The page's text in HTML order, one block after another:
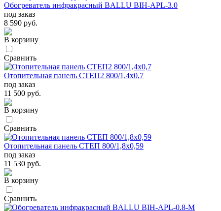
Обогреватель инфракрасный BALLU BIH-APL-3.0
под заказ
8 590 руб.
В корзину
Сравнить
Отопительная панель СТЕП2 800/1,4х0,7
под заказ
11 500 руб.
В корзину
Сравнить
Отопительная панель СТЕП 800/1,8х0,59
под заказ
11 530 руб.
В корзину
Сравнить